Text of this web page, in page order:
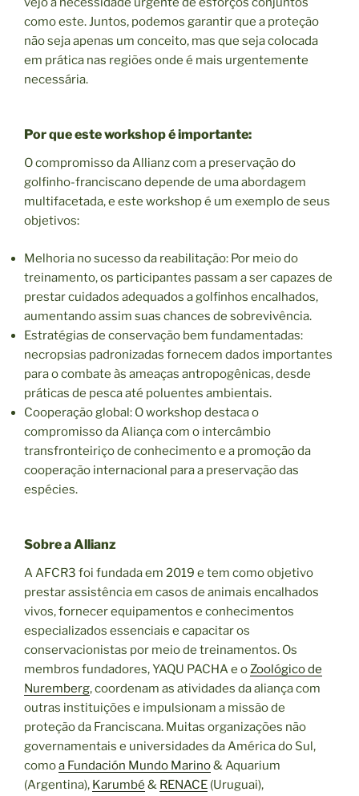
como este. Juntos, podemos garantir que a proteção
não seja apenas um conceito, mas que seja colocada
em prática nas regiões onde é mais urgentemente
necessária.
Por que este workshop é importante:
O compromisso da Allianz com a preservação do
golfinho-franciscano depende de uma abordagem
multifacetada, e este workshop é um exemplo de seus
objetivos:
Melhoria no sucesso da reabilitação: Por meio do
treinamento, os participantes passam a ser capazes de
prestar cuidados adequados a golfinhos encalhados,
aumentando assim suas chances de sobrevivência.
Estratégias de conservação bem fundamentadas:
necropsias padronizadas fornecem dados importantes
para o combate às ameaças antropogênicas, desde
práticas de pesca até poluentes ambientais.
Cooperação global: O workshop destaca o
compromisso da Aliança com o intercâmbio
transfronteiriço de conhecimento e a promoção da
cooperação internacional para a preservação das
espécies.
Sobre a Allianz
A AFCR3 foi fundada em 2019 e tem como objetivo
prestar assistência em casos de animais encalhados
vivos, fornecer equipamentos e conhecimentos
especializados essenciais e capacitar os
conservacionistas por meio de treinamentos. Os
membros fundadores, YAQU PACHA e oZoológico de
Nuremberg, coordenam as atividades da aliança com
outras instituições e impulsionam a missão de
proteção da Franciscana. Muitas organizações não
governamentais e universidades da América do Sul,
comoa Fundación Mundo Marino& Aquarium
(Argentina), Karumbé & RENACE (Uruguai),